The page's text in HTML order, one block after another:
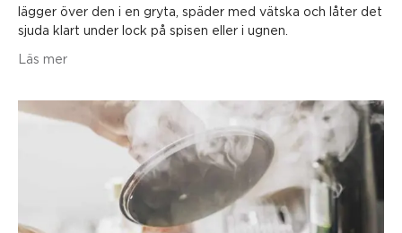
lägger över den i en gryta, späder med vätska och låter det
sjuda klart under lock på spisen eller i ugnen.
Läs mer